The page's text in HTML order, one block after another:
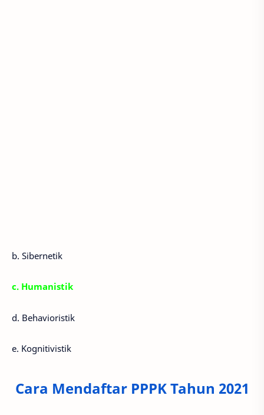
b. Sibernetik
c. Humanistik
d. Behavioristik
e. Kognitivistik
Cara Mendaftar PPPK Tahun 2021